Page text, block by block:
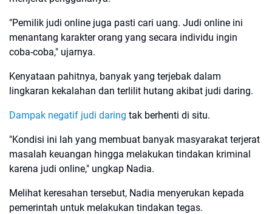
"Pemilik judi online juga pasti cari uang. Judi online ini
menantang karakter orang yang secara individu ingin
coba-coba," ujarnya.
Kenyataan pahitnya, banyak yang terjebak dalam
lingkaran kekalahan dan terlilit hutang akibat judi daring.
Dampak negatif judi daring tak berhenti di situ.
"Kondisi ini lah yang membuat banyak masyarakat terjerat
masalah keuangan hingga melakukan tindakan kriminal
karena judi online," ungkap Nadia.
Melihat keresahan tersebut, Nadia menyerukan kepada
pemerintah untuk melakukan tindakan tegas.